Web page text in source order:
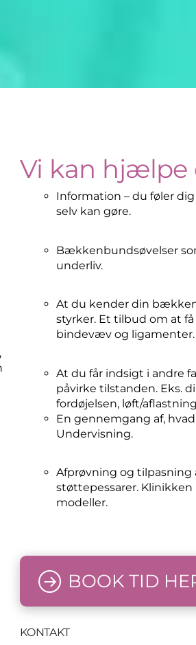
Vi kan hjælpe
Information – du føler
selv kan gøre.
Bækkenbundsøvelser
underliv.
At du kender din
styrker. Et tilbud om at
bindevæv og ligamenter.
At du får indsigt i andre
påvirke tilstanden. Eks.
fordøjelsen, løft/
En gennemgang af,
Undervisning.
Afprøvning og tilpasning
støttepessarer. Klinikken
modeller.
BOOK TID
KONTAKT